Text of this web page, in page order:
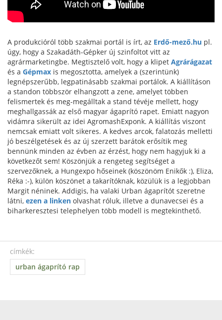
A produkcióról több szakmai portál is írt, az Erdő-mező.hu pl.
úgy, hogy a Szakadáth-Gépker új szinfoltot vitt az
agrármarketingbe. Megtisztelő volt, hogy a klipet Agrárágazat
és a Gépmax is megosztotta, amelyek a (szerintünk)
legnépszerűbb, legpatinásabb szakmai portálok. A kiállításon
a standon többször elhangzott a zene, amelyet többen
felismertek és meg-megálltak a stand tévéje mellett, hogy
meghallgassák az első magyar ágaprító rapet. Emiatt nagyon
vidámra sikerült az idei AgromashExponk. A kiállítás viszont
nemcsak emiatt volt sikeres. A kedves arcok, falatozás melletti
jó beszélgetések és az új szerzett barátok erősítik meg
bennünk minden az évben az érzést, hogy nem hagyjuk ki a
következőt sem! Köszönjük a rengeteg segítséget a
szervezőknek, a Hungexpo hőseinek (köszönöm Enikők :), Eliza,
Réka :-), külön köszönet a takarítóknak, közülük is a legjobban
Margit néninek. Addigis, ha valaki Urban ágaprítót szeretne
látni, ezen a linken olvashat róluk, illetve a dunavecsei és a
biharkeresztesi telephelyen több modell is megtekinthető.
címkék:
urban ágaprító rap